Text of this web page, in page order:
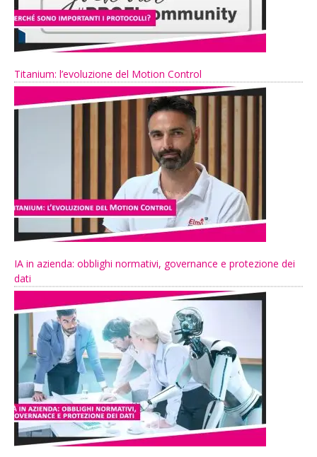
Titanium: l’evoluzione del Motion Control
IA in azienda: obblighi normativi, governance e protezione dei
dati